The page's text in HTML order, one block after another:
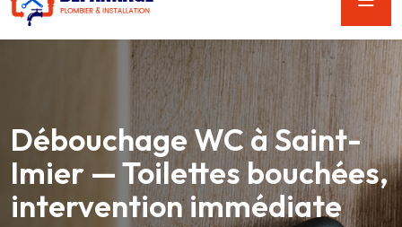
Débouchage WC à Saint-
Imier — Toilettes bouchées,
intervention immédiate